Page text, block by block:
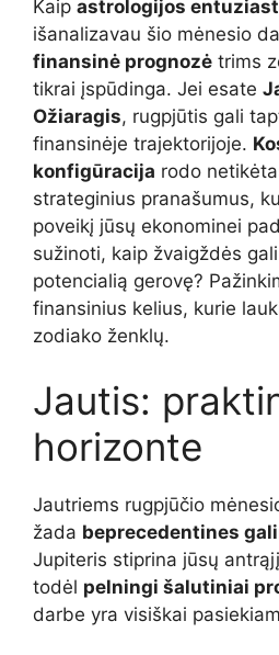
Kaip astrologijos
išanalizavau šio mėnesio
finansinė prognozė trims
tikrai įspūdinga. Jei esate
Ožiaragis, rugpjūtis gali
finansinėje trajektorijoje.
konfigūracija rodo
strateginius pranašumus,
poveikį jūsų ekonominei
sužinoti, kaip žvaigždės
potencialią gerovę?
finansinius kelius, kurie
zodiako ženklų.
Jautis:
horizonte
Jautriems rugpjūčio
žada beprecedentines
Jupiteris stiprina jūsų
todėl pelningi šalutiniai
darbe yra visiškai